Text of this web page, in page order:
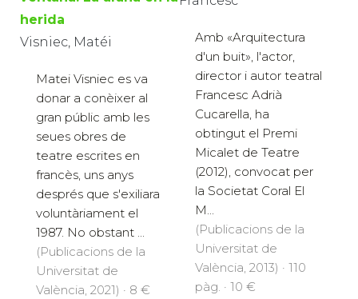
herida
Visniec, Matéi
Matei Visniec es va
donar a conèixer al
gran públic amb les
seues obres de
teatre escrites en
francès, uns anys
després que s'exiliara
voluntàriament el
1987. No obstant ...
(Publicacions de la
Universitat de
València, 2021) · 8 €
Amb «Arquitectura
d'un buit», l'actor,
director i autor teatral
Francesc Adrià
Cucarella, ha
obtingut el Premi
Micalet de Teatre
(2012), convocat per
la Societat Coral El
M...
(Publicacions de la
Universitat de
València, 2013) · 110
pàg. · 10 €